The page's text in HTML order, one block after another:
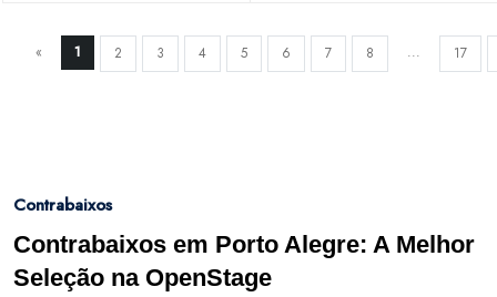
« 1 2 3 4 5 6 7 8 ... 17
Contrabaixos
Contrabaixos em Porto Alegre: A Melhor
Seleção na OpenStage